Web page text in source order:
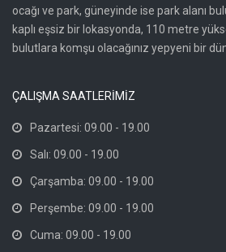
ocağı ve park, güneyinde ise park alanı
kaplı eşsiz bir lokasyonda, 110 metre
bulutlara komşu olacağınız yepyeni bir
ÇALIŞMA SAATLERİMİZ
Pazartesi: 09.00 - 19.00
Salı: 09.00 - 19.00
Çarşamba: 09.00 - 19.00
Perşembe: 09.00 - 19.00
Cuma: 09.00 - 19.00